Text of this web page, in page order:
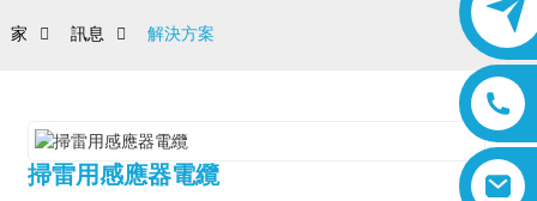
家 訊息 解決方案
掃雷用感應器電纜